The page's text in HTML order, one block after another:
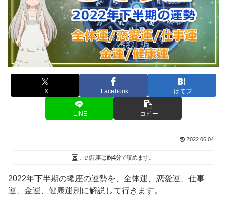
X Facebook はてブ
LINE コピー
2022.06.04
この記事は約4分で読めます。
2022年下半期の蠍座の運勢を、全体運、恋愛運、仕事
運、金運、健康運別に解説して行きます。